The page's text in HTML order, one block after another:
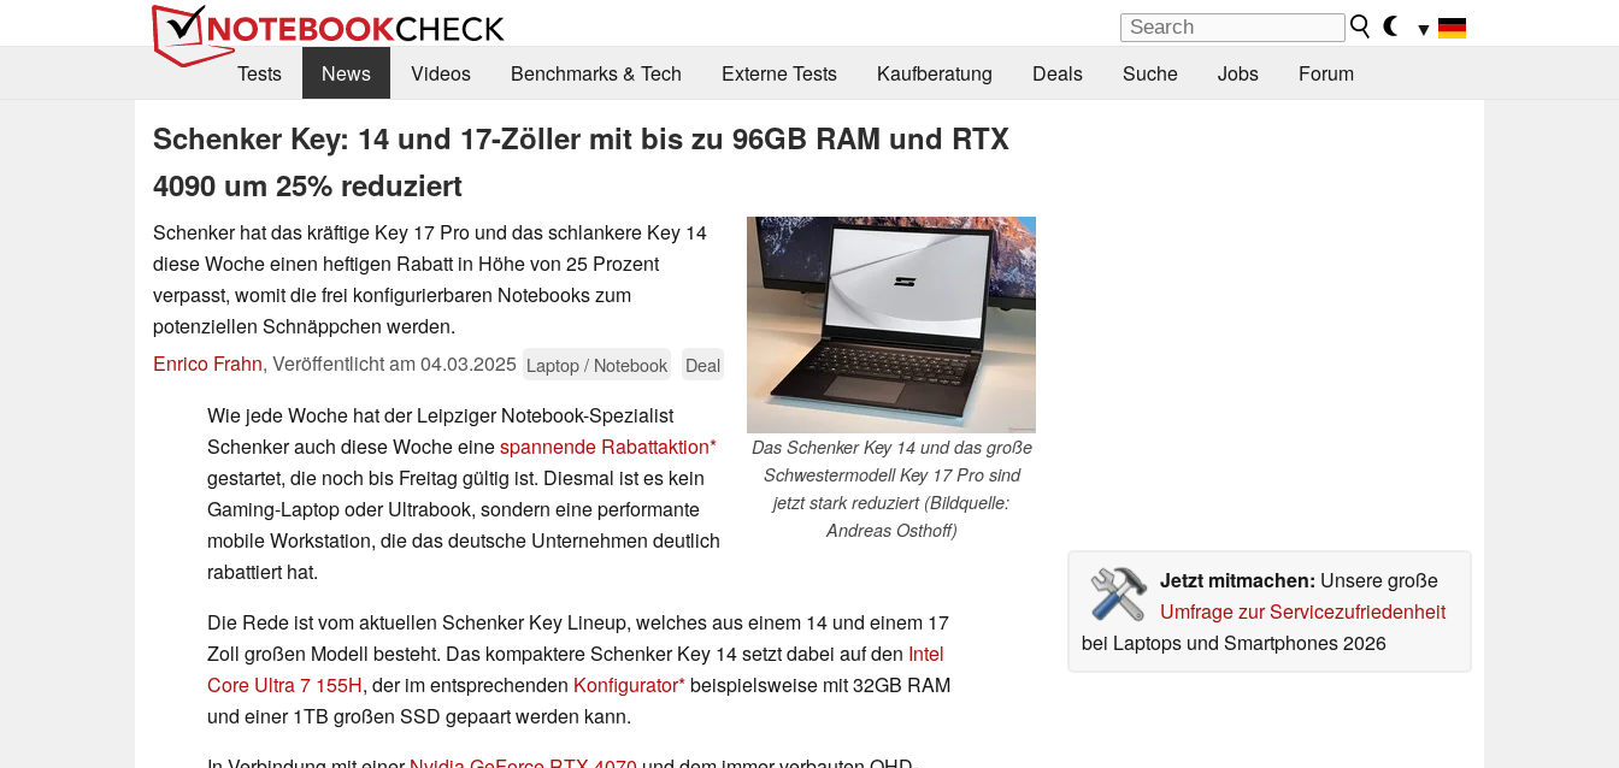
▼
Tests
News Videos Benchmarks & Tech Externe Tests Kaufberatung Deals Suche Jobs Forum
Schenker Key: 14 und 17-Zöller mit bis zu 96GB RAM und RTX
4090 um 25% reduziert
Das Schenker Key 14 und das große
Schwestermodell Key 17 Pro sind
jetzt stark reduziert (Bildquelle:
Andreas Osthoff)
Schenker hat das kräftige Key 17 Pro und das schlankere Key 14
diese Woche einen heftigen Rabatt in Höhe von 25 Prozent
verpasst, womit die frei konfigurierbaren Notebooks zum
potenziellen Schnäppchen werden.
Enrico Frahn, Veröffentlicht am04.03.2025 Laptop / Notebook Deal
Jetzt mitmachen: Unsere große
Umfrage zur Servicezufriedenheit
bei Laptops und Smartphones 2026
Wie jede Woche hat der Leipziger Notebook-Spezialist
Schenker auch diese Woche einespannende Rabattaktion
gestartet, die noch bis Freitag gültig ist. Diesmal ist es kein
Gaming-Laptop oder Ultrabook, sondern eine performante
mobile Workstation, die das deutsche Unternehmen deutlich
rabattiert hat.
Die Rede ist vom aktuellen Schenker Key Lineup, welches aus einem 14 und einem 17
Zoll großen Modell besteht. Das kompaktere Schenker Key 14 setzt dabei auf den Intel
Core Ultra 7 155H, der im entsprechenden Konfigurator beispielsweise mit 32GB RAM
und einer 1TB großen SSD gepaart werden kann.